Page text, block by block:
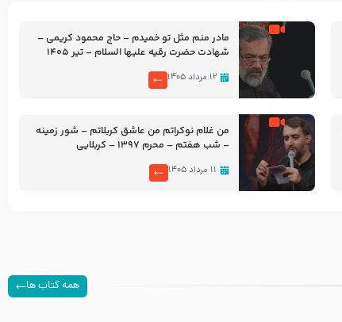
مادر منم مثل تو خمیدم – حاج محمود کریمی –
شهادت حضرت رقیه علیها السلام – تیر ۱۴۰۵
۱۲ مرداد ۱۴۰۵
من غلام نوکراتم من عاشق کربلاتم – شور زمینه
– شب هفتم – محرم 1397 – کربلایی
۱۱ مرداد ۱۴۰۵
همه کتاب ها